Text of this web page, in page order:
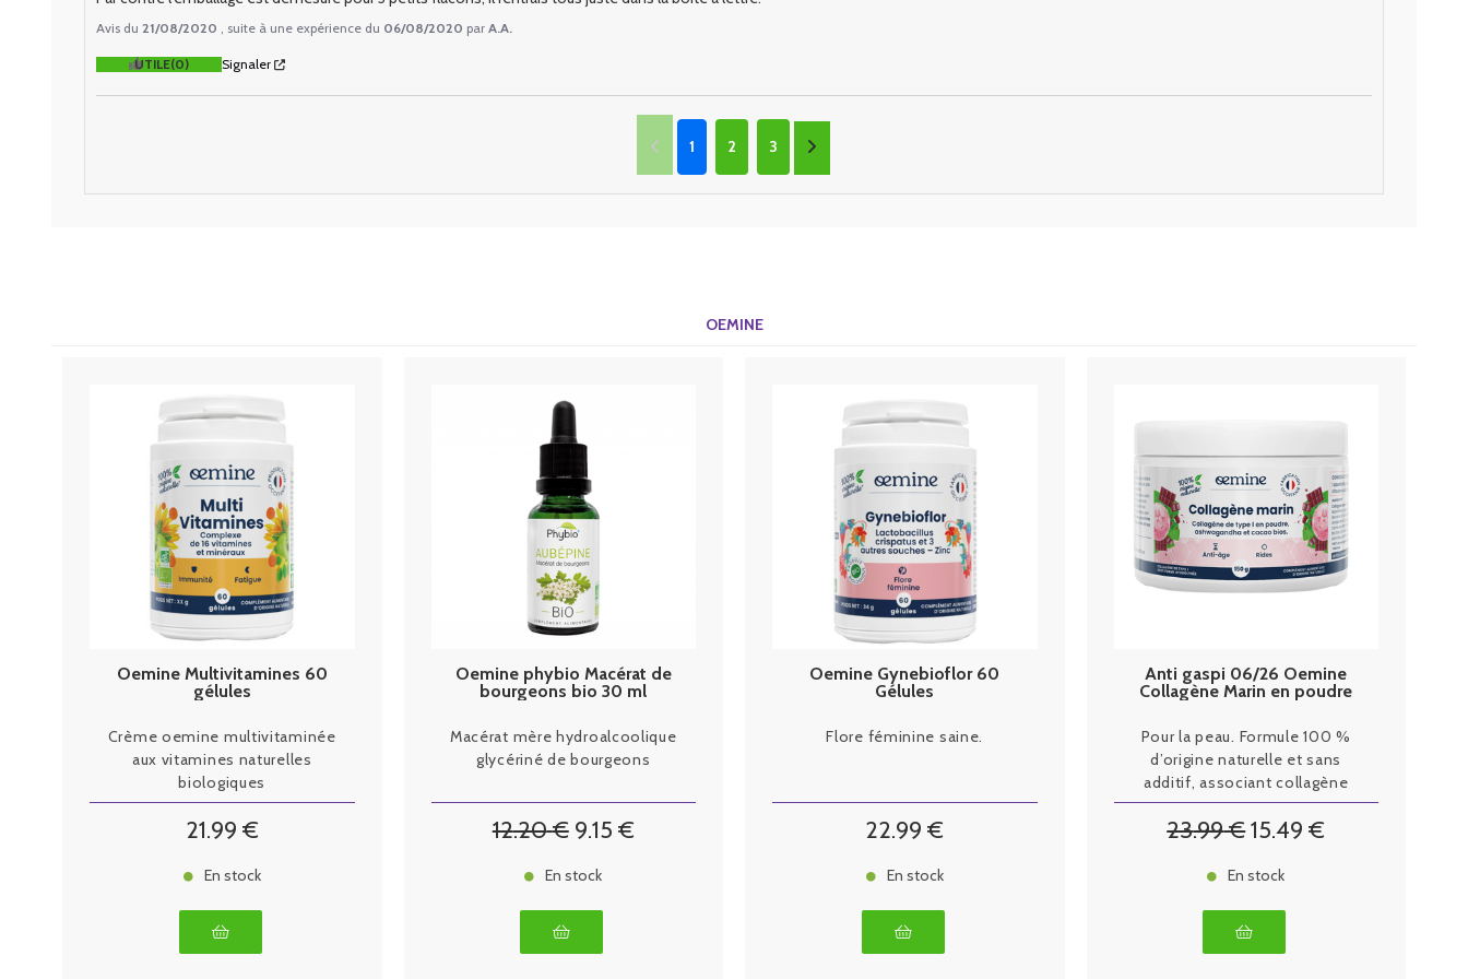
Avis du 21/08/2020 , suite à une expérience du 06/08/2020 par A.A.
UTILE(0) Signaler
1 2 3
OEMINE
Oemine Multivitamines 60
gélules
Crème oemine multivitaminée
aux vitamines naturelles
biologiques
21.99 €
En stock
Oemine phybio Macérat de
bourgeons bio 30 ml
Macérat mère hydroalcoolique
glycériné de bourgeons
12.20€ 9.15 €
En stock
Oemine Gynebioflor 60
Gélules
Flore féminine saine.
22.99 €
En stock
Anti gaspi 06/26 Oemine
Collagène Marin en poudre
Pour la peau. Formule 100 %
d’origine naturelle et sans
additif, associant collagène
marin, ashwagandha et cacao
biologiques.
23.99€15.49 €
En stock